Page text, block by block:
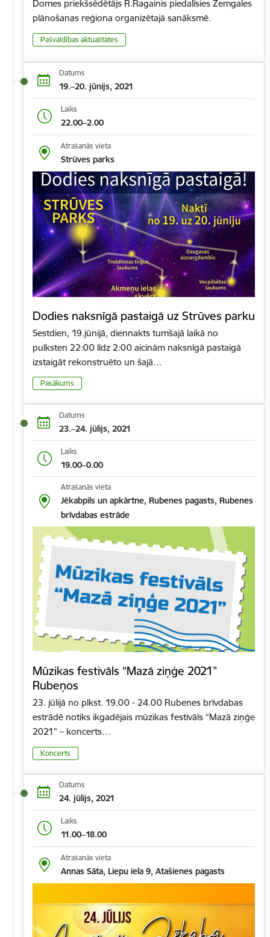
Domes priekšsēdētājs R.Ragainis piedalīsies Zemgales
plānošanas reģiona organizētajā sanāksmē.
Pašvaldības aktualitātes
Datums
19.–20. jūnijs, 2021
Laiks
22.00–2.00
Atrašanās vieta
Strūves parks
Dodies naksnīgā pastaigā uz Strūves parku
Sestdien, 19.jūnijā, diennakts tumšajā laikā no
pulksten 22:00 līdz 2:00 aicinām naksnīgā pastaigā
izstaigāt rekonstruēto un šajā…
Pasākums
Datums
23.–24. jūlijs, 2021
Laiks
19.00–0.00
Atrašanās vieta
Jēkabpils un apkārtne, Rubenes pagasts, Rubenes
brīvdabas estrāde
Mūzikas festivāls “Mazā ziņģe 2021”
Rubeņos
23. jūlijā no plkst. 19.00 - 24.00 Rubenes brīvdabas
estrādē notiks ikgadējais mūzikas festivāls “Mazā ziņģe
2021” – koncerts…
Koncerts
Datums
24. jūlijs, 2021
Laiks
11.00–18.00
Atrašanās vieta
Annas Sāta, Liepu iela 9, Atašienes pagasts